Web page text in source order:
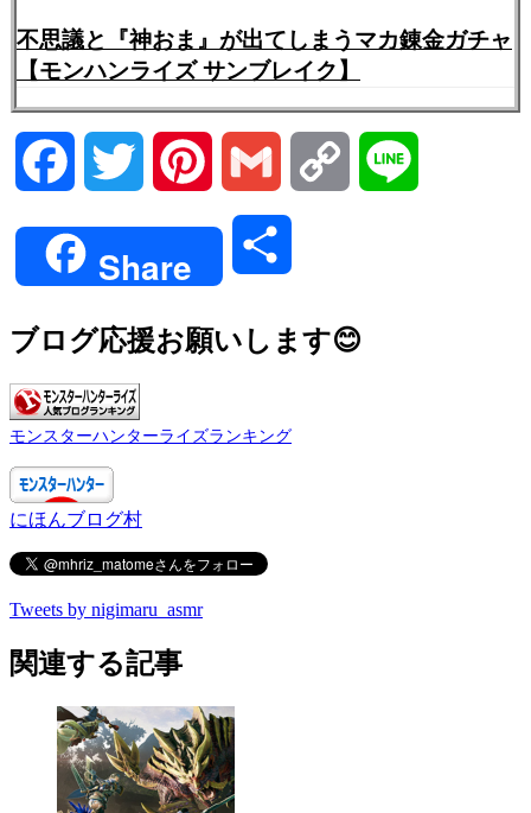
不思議と『神おま』が出てしまうマカ錬金ガチャ
【モンハンライズ サンブレイク】
Facebook Twitter Pinterest Gmail Copy
Share
ブログ応援お願いします😊
モンスターハンターライズランキング
にほんブログ村
Tweets by nigimaru_asmr
関連する記事